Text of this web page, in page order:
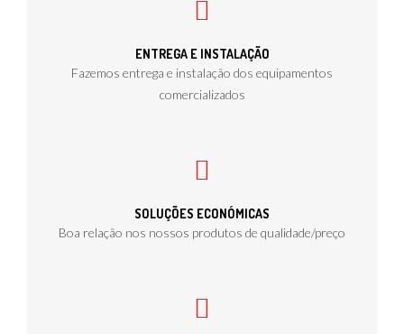
ENTREGA E INSTALAÇÃO
Fazemos entrega e instalação dos equipamentos
comercializados
SOLUÇÕES ECONÓMICAS
Boa relação nos nossos produtos de qualidade/preço